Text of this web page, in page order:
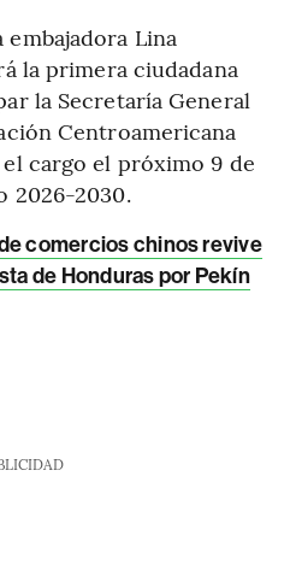
Lina
la primera ciudadana
la Secretaría General
Centroamericana
el cargo el próximo 9 de
2026-2030.
comercios chinos revive
de Honduras por Pekín